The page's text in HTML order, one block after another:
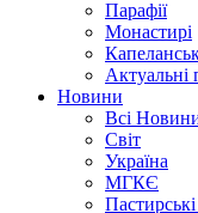
Парафії
Монастирі
Актуальні
Новини
Всі
Світ
Україна
МГКЄ